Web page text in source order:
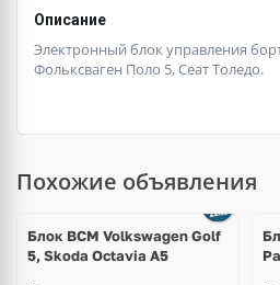
Описание
Электронный блок управления
Фольксваген Поло 5, Сеат Толедо.
Похожие объявления
Блок BCM Volkswagen Golf
5, Skoda Octavia A5